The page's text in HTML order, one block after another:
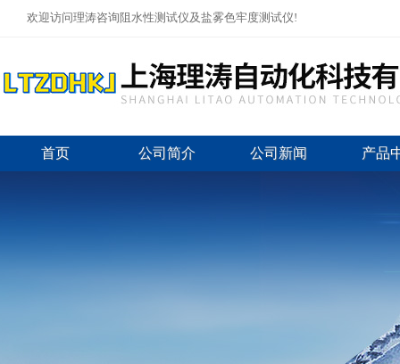
欢迎访问理涛咨询阻水性测试仪及盐雾色牢度测试仪!
首页 公司简介 公司新闻 产品